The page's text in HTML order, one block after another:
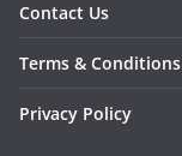
Contact Us
Terms & Conditions
Privacy Policy